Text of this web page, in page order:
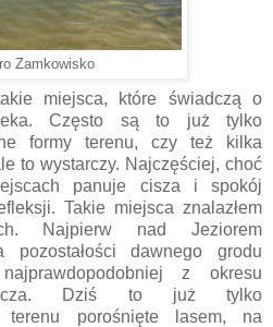
Zamkowisko
miejsca, które świadczą o
Często są to już tylko
formy terenu, czy też kilka
to wystarczy. Najczęściej, choć
panuje cisza i spokój
Takie miejsca znalazłem
Najpierw nad Jeziorem
pozostałości dawnego grodu
z okresu
Dziś to już tylko
terenu porośnięte lasem, na